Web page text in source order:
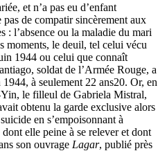
et n’a pas eu d’enfant
de compatir sincèrement aux
: l’absence ou la maladie du mari
moments, le deuil, tel celui vécu
1944 ou celui que connaît
soldat de l’Armée Rouge, a
à seulement 22 ans20. Or, en
le filleul de Gabriela Mistral,
obtenu la garde exclusive alors
en s’empoisonnant à
elle peine à se relever et dont
son ouvrage Lagar, publié près